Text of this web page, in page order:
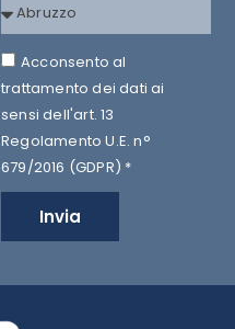
Acconsento al
trattamento dei dati ai
sensi dell'art. 13
Regolamento U.E. n°
679/2016 (GDPR) *
Invia